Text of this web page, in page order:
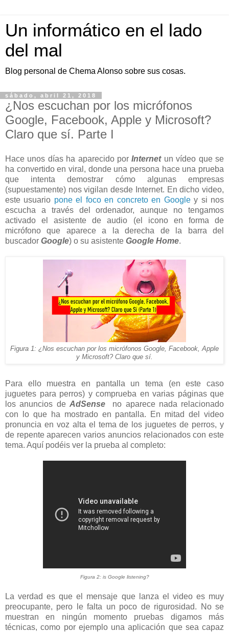
Un informático en el lado
del mal
Blog personal de Chema Alonso sobre sus cosas.
sábado, abril 21, 2018
¿Nos escuchan por los micrófonos
Google, Facebook, Apple y Microsoft?
Claro que sí. Parte I
Hace unos días ha aparecido porInternetun vídeo que se
ha convertido en viral, donde una persona hace una prueba
que intenta demostrar cómo algunas empresas
(supuestamente) nos vigilan desde Internet. En dicho video,
este usuario pone el foco en concreto en Googley si nos
escucha a través del ordenador, aunque no tengamos
activado el asistente de audio (el icono en forma de
micrófono que aparece a la derecha de la barra del
buscador Google) o su asistente Google Home.
Figura 1: ¿Nos escuchan por los micrófonos Google, Facebook, Apple
y Microsoft? Claro que sí.
Para ello muestra en pantalla un tema (en este caso
juguetes para perros) y comprueba en varias páginas que
los anuncios de AdSenseno aparece nada relacionado
con lo que ha mostrado en pantalla. En mitad del video
pronuncia en voz alta el tema de los juguetes de perros, y
de repente aparecen varios anuncios relacionados con este
tema. Aquí podéis ver la prueba al completo:
Figura 2: is Google listening?
La verdad es que el mensaje que lanza el video es muy
preocupante, pero le falta un poco de rigurosidad. No se
muestran en ningún momento pruebas digamos más
técnicas, como por ejemplo una aplicación que sea capaz